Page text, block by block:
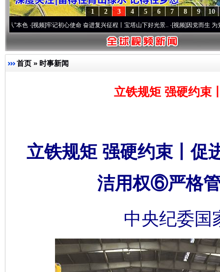
10
9
8
7
6
5
4
3
2
1
频]牢记初心使命 奋进复兴征程丨宝塔山下好光景..·[视频]因党而生 为党而战——
首页 » 时事新闻
立铁规矩 强硬约束
立铁规矩 强硬约束丨促
洁用权⑥严格
中央纪委国